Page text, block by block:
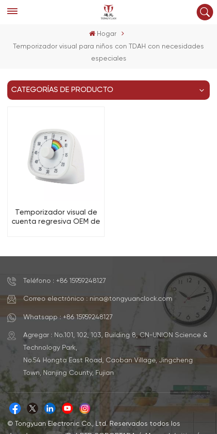
Hogar
Temporizador visual para niños con TDAH con necesidades
especiales
CATEGORÍAS DE PRODUCTO
Temporizador visual de
cuenta regresiva OEM de
Teléfono : +86 15959248127
Correo electrónico : nina@tongyuanclock.com
Whatsapp : +86 15959248127
Agregar : No.101, 102, 103, Building 8, CN-UNION Science &
Technology Park,
No.54 Hongta East Road, Caoban Village, Jingcheng
Town, Nanjing County, Fujian
© Tongyuan Electronic Co., Ltd. Reservados todos los